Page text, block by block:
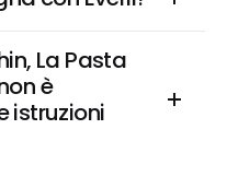
La Pasta
è
istruzioni